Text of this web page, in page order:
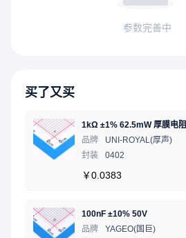
参数完善中
买了又买
1kΩ ±1% 62.5mW 厚膜电阻
品牌
UNI-ROYAL(厚声)
封装
0402
￥0.0383
100nF ±10% 50V
品牌
YAGEO(国巨)